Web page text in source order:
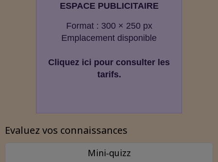
ESPACE PUBLICITAIRE
Format : 300 × 250 px
Emplacement disponible
Cliquez ici pour consulter les
tarifs.
Evaluez vos connaissances
Mini‑quizz